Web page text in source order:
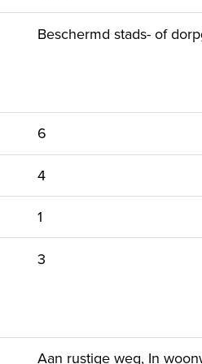
voorzien van een
Beschermd stads- of
6
4
1
3
Aan rustige weg, In